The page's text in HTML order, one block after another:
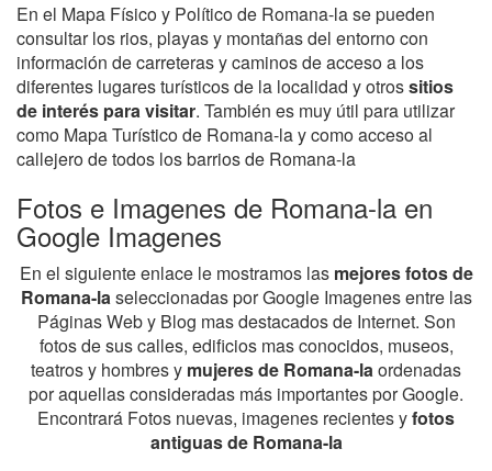
En el Mapa Físico y Político de Romana-la se pueden
consultar los rios, playas y montañas del entorno con
información de carreteras y caminos de acceso a los
diferentes lugares turísticos de la localidad y otrossitios
de interés para visitar. También es muy útil para utilizar
como Mapa Turístico de Romana-la y como acceso al
callejero de todos los barrios de Romana-la
Fotos e Imagenes de Romana-la en
Google Imagenes
En el siguiente enlace le mostramos las mejores fotos de
Romana-laseleccionadas por Google Imagenes entre las
Páginas Web y Blog mas destacados de Internet. Son
fotos de sus calles, edificios mas conocidos, museos,
teatros y hombres y mujeres de Romana-laordenadas
por aquellas consideradas más importantes por Google.
Encontrará Fotos nuevas, imagenes recientes yfotos
antiguas de Romana-la